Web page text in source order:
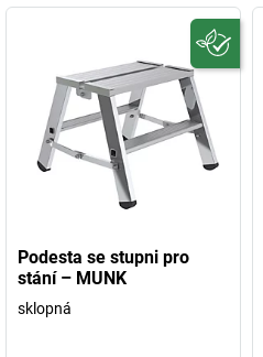
Podesta se stupni pro
stání – MUNK
sklopná